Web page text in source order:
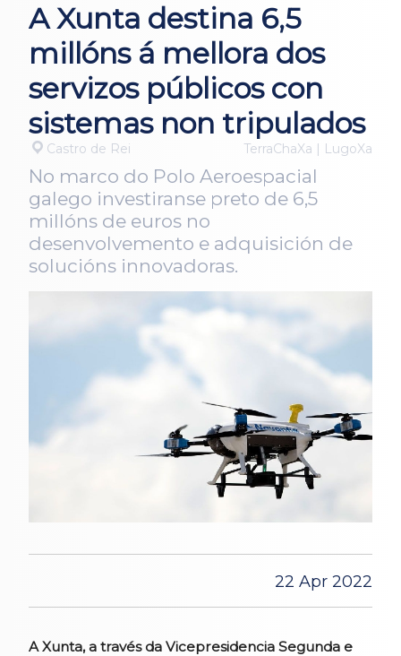
A Xunta destina 6,5
millóns á mellora dos
servizos públicos con
sistemas non tripulados
Castro de Rei TerraChaXa | LugoXa
No marco do Polo Aeroespacial
galego investiranse preto de 6,5
millóns de euros no
desenvolvemento e adquisición de
solucións innovadoras.
22 Apr 2022
A Xunta, a través da Vicepresidencia Segunda e